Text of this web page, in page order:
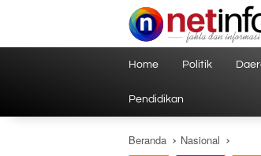
Home Politik
Pendidikan
Beranda Nasional